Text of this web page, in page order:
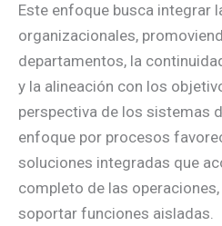
Este enfoque busca integrar
organizacionales,
departamentos, la
y la alineación con los
perspectiva de los sistemas
enfoque por procesos
soluciones integradas que
completo de las
soportar funciones aisladas.